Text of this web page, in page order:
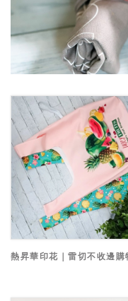
熱昇華印花｜雷切不收邊購